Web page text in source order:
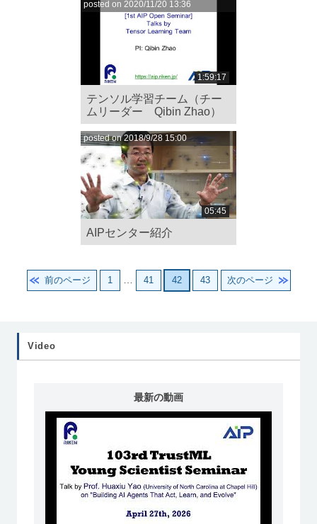
posted on 2020/11/20 13:36
1:59:17
テンソル学習チーム（チー
ムリーダー Qibin Zhao）
posted on 2018/9/28 15:00
05:45
AIPセンター紹介
前のページ
ペ
1
ペ
41
ペ
42
ペ
43 次のページ
Video
最新の動画